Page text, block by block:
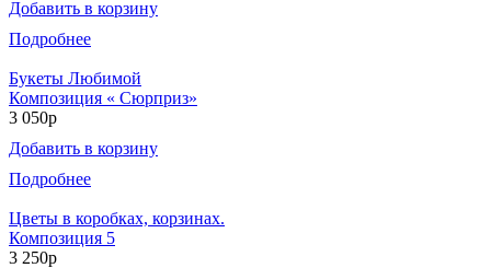
Добавить в корзину
Подробнее
Букеты Любимой
Композиция « Сюрприз»
3 050р
Добавить в корзину
Подробнее
Цветы в коробках, корзинах.
Композиция 5
3 250р